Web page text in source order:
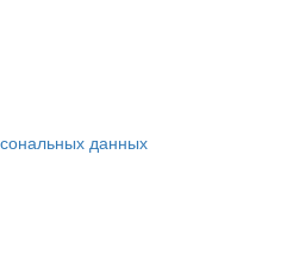
данных